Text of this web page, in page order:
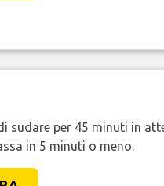
sudare per 45 minuti in
in 5 minuti o meno.